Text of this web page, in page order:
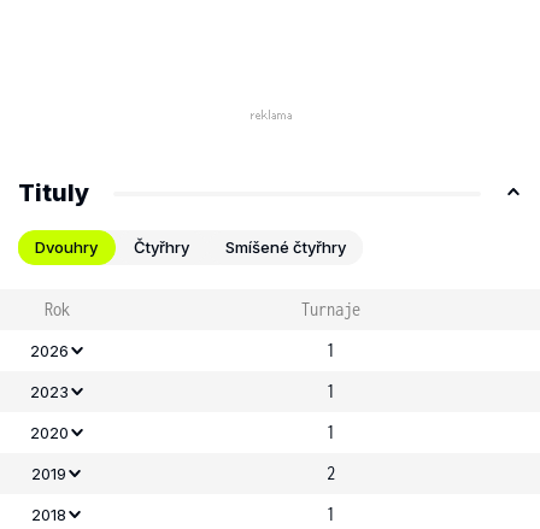
Tituly
Dvouhry Čtyřhry Smíšené čtyřhry
Rok Turnaje
2026 1
2023 1
2020 1
2019 2
2018 1